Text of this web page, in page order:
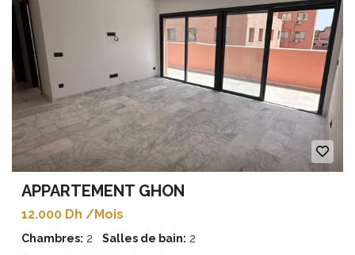
APPARTEMENT GHON
12.000 Dh /Mois
Chambres: 2 Salles de bain: 2